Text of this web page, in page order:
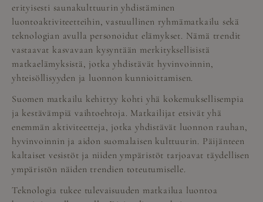
erityisesti saunakulttuurin yhdistäminen
luontoaktiviteetteihin, vastuullinen ryhmämatkailu sekä
teknologian avulla personoidut elämykset. Nämä trendit
vastaavat kasvavaan kysyntään merkityksellisistä
matkaelämyksistä, jotka yhdistävät hyvinvoinnin,
yhteisöllisyyden ja luonnon kunnioittamisen.
Suomen matkailu kehittyy kohti yhä kokemuksellisempia
ja kestävämpiä vaihtoehtoja. Matkailijat etsivät yhä
enemmän aktiviteetteja, jotka yhdistävät luonnon rauhan,
hyvinvoinnin ja aidon suomalaisen kulttuurin. Päijänteen
kaltaiset vesistöt ja niiden ympäristöt tarjoavat täydellisen
ympäristön näiden trendien toteutumiselle.
Teknologia tukee tulevaisuuden matkailua luontoa